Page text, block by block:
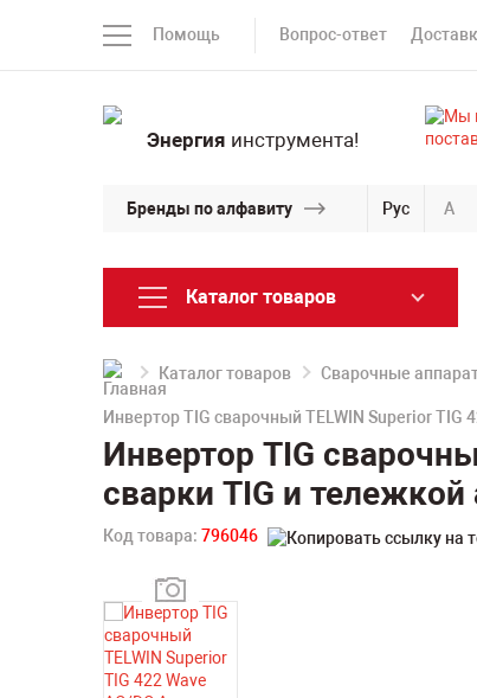
Помощь Вопрос-ответ
Энергия инструмента!
Бренды по алфавиту Рус A
Каталог товаров
Каталог товаров Сварочные
Инвертор TIG сварочный TELWIN Superior TIG
Инвертор TIG
сварки TIG и тележкой
Код товара: 796046